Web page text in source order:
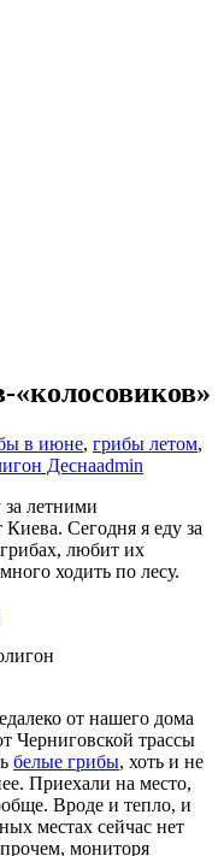
«колосовиков»
в июне, грибы летом,
Деснаadmin
за летними
Сегодня я еду за
любит их
ходить по лесу.
от нашего дома
Черниговской трассы
белые грибы, хоть и не
Приехали на место,
Вроде и тепло, и
местах сейчас нет
мониторя